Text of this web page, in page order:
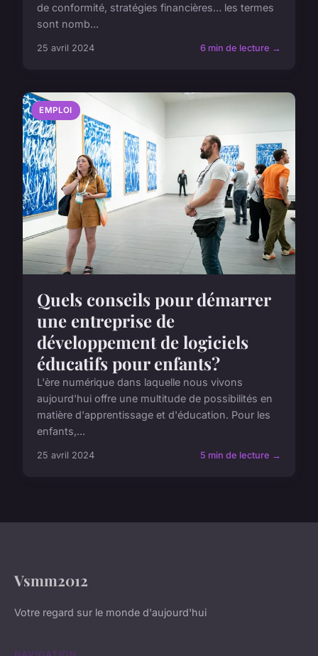
de conformité, stratégies financières… les termes
sont nomb...
25 avril 2024 6 min de lecture →
EMPLOI
Quels conseils pour démarrer
une entreprise de
développement de logiciels
éducatifs pour enfants?
L'ère numérique dans laquelle nous vivons
aujourd'hui offre une multitude de possibilités en
matière d'apprentissage et d'éducation. Pour les
enfants,...
25 avril 2024 5 min de lecture →
Vsmm2012
Votre regard sur le monde d'aujourd'hui